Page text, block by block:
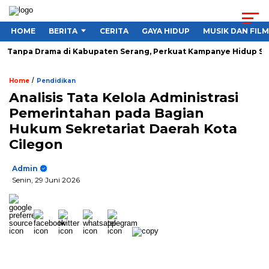
HOME BERITA CERITA GAYA HIDUP MUSIK DAN FILM
Drama di Kabupaten Serang, Perkuat Kampanye Hidup
Home / Pendidikan
Analisis Tata Kelola Administrasi
Pemerintahan pada Bagian
Hukum Sekretariat Daerah Kota
Cilegon
Admin
Senin, 29 Juni 2026